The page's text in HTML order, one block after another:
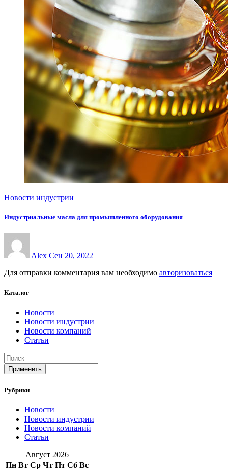
Новости индустрии
Индустриальные масла для промышленного оборудования
Alex Сен 20, 2022
Для отправки комментария вам необходимо авторизоваться
Каталог
Новости
Новости индустрии
Новости компаний
Статьи
Применить
Рубрики
Новости
Новости индустрии
Новости компаний
Статьи
Август 2026
Пн Вт Ср Чт Пт Сб Вс